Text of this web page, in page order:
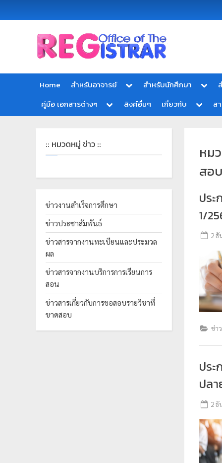
ก
ะ
แ
ม
Registrar
mai
Home สำหรับอาจารย์ สำหรับนักศึกษา
คู่มือ เอกสารต่างๆ
ลิงค์อื่นๆ เกี่ยวกับ ส
หม
สอบ
ปร
1/
2 ธั
ข่า
ปร
ปลา
2 ธั
:: หมวดหมู่ ข่าว ::
ข่าวงานสำเร็จการศึกษา
ข่าวประชาสัมพันธ์
ข่าวสารจากงานทะเบียนและประมวล
ผล
ข่าวสารจากงานบริการการเรียนการ
สอน
ข่าวสารเกี่ยวกับการขอสอบรายวิชาที่
ขาดสอบ